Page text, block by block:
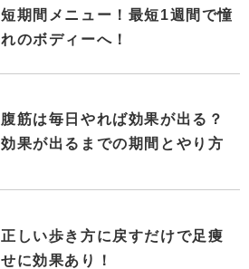
短期間メニュー！最短1週間で憧
れのボディーへ！
腹筋は毎日やれば効果が出る？
効果が出るまでの期間とやり方
正しい歩き方に戻すだけで足痩
せに効果あり！